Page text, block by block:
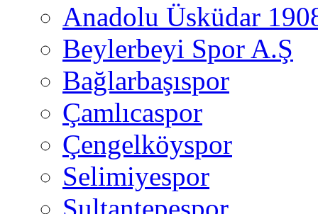
Anadolu Üsküdar
Beylerbeyi Spor A.Ş
Bağlarbaşıspor
Çamlıcaspor
Çengelköyspor
Selimiyespor
Sultantepespor